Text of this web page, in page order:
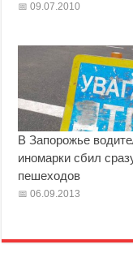
09.07.2010
В Запорожье
иномарки сбил
пешеходов
06.09.2013